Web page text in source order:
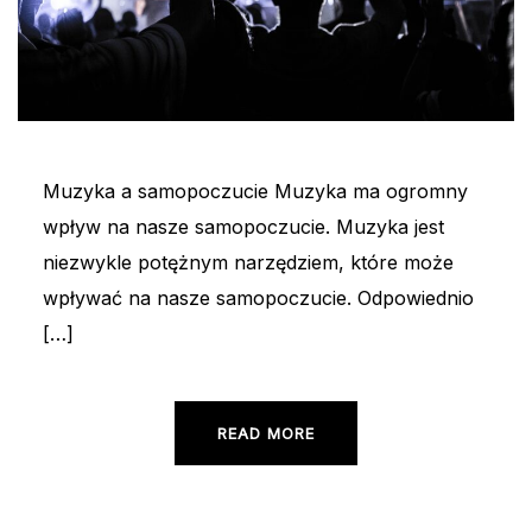
Muzyka a samopoczucie Muzyka ma ogromny
wpływ na nasze samopoczucie. Muzyka jest
niezwykle potężnym narzędziem, które może
wpływać na nasze samopoczucie. Odpowiednio
[…]
READ MORE